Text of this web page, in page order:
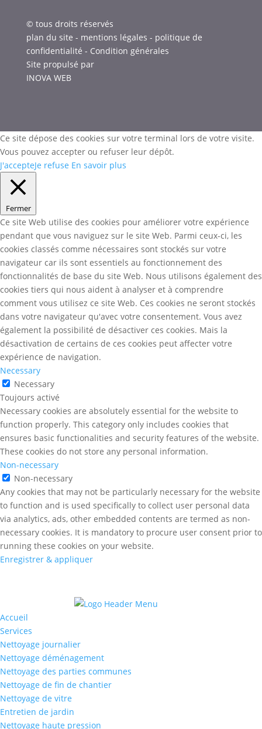
© tous droits réservés
plan du site - mentions légales - politique de
confidentialité - Condition générales
Site propulsé par
INOVA WEB
Ce site dépose des cookies sur votre terminal lors de votre visite.
Vous pouvez accepter ou refuser leur dépôt.
J'accepteJe refuse En savoir plus
Fermer
Ce site Web utilise des cookies pour améliorer votre expérience
pendant que vous naviguez sur le site Web. Parmi ceux-ci, les
cookies classés comme nécessaires sont stockés sur votre
navigateur car ils sont essentiels au fonctionnement des
fonctionnalités de base du site Web. Nous utilisons également des
cookies tiers qui nous aident à analyser et à comprendre
comment vous utilisez ce site Web. Ces cookies ne seront stockés
dans votre navigateur qu'avec votre consentement. Vous avez
également la possibilité de désactiver ces cookies. Mais la
désactivation de certains de ces cookies peut affecter votre
expérience de navigation.
Necessary
Necessary
Toujours activé
Necessary cookies are absolutely essential for the website to
function properly. This category only includes cookies that
ensures basic functionalities and security features of the website.
These cookies do not store any personal information.
Non-necessary
Non-necessary
Any cookies that may not be particularly necessary for the website
to function and is used specifically to collect user personal data
via analytics, ads, other embedded contents are termed as non-
necessary cookies. It is mandatory to procure user consent prior to
running these cookies on your website.
Enregistrer & appliquer
Accueil
Services
Nettoyage journalier
Nettoyage déménagement
Nettoyage des parties communes
Nettoyage de fin de chantier
Nettoyage de vitre
Entretien de jardin
Nettoyage haute pression